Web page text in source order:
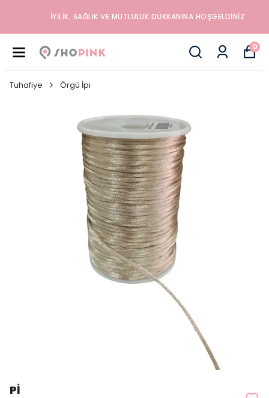
İYILIK, SAĞLIK VE MUTLULUK DÜKKANINA HOŞGELDINIZ
0
Tuhafiye Örgü İpi
Pİ